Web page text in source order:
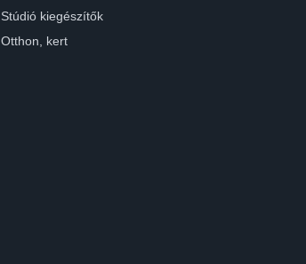
Stúdió kiegészítők
Otthon, kert